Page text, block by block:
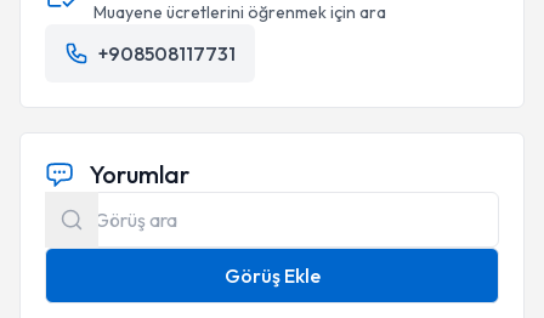
Muayene ücretlerini öğrenmek için ara
+908508117731
Yorumlar
Görüş Ekle